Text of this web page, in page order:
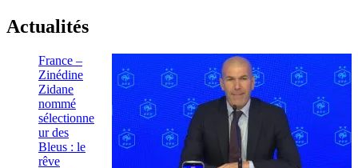
Actualités
France –
Zinédine
Zidane
nommé
sélectionne
ur des
Bleus : le
rêve